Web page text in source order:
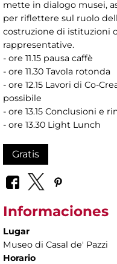
mette in dialogo musei,
per riflettere sul ruolo
costruzione di istituzioni
rappresentative.
- ore 11.15 pausa caffè
- ore 11.30 Tavola rotonda
- ore 12.15 Lavori di Co-
possibile
- ore 13.15 Conclusioni e
- ore 13.30 Light Lunch
Gratis
Informaciones
Lugar
Museo di Casal de' Pazzi
Horario